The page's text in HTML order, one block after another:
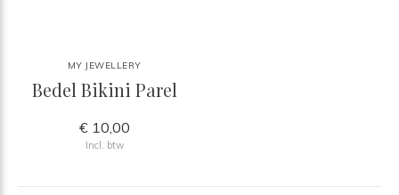
MY JEWELLERY
Bedel Bikini Parel
€ 10,00
Incl. btw